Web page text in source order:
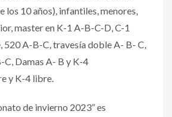
los 10 años), infantiles, menores,
master en K-1 A-B-C-D, C-1
520 A-B-C, travesía doble A- B- C,
Damas A- B y K-4
y K-4 libre.
de invierno 2023” es